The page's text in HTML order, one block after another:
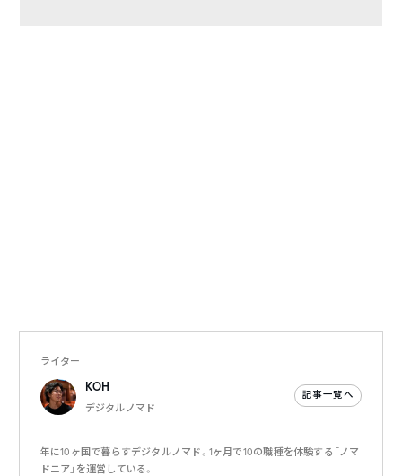
ライター
KOH
デジタルノマド
記事一覧へ
年に10ヶ国で暮らすデジタルノマド。1ヶ月で10の職種を体験する「ノマ
ドニア」を運営している。